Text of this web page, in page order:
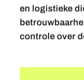
en logistieke
controle over